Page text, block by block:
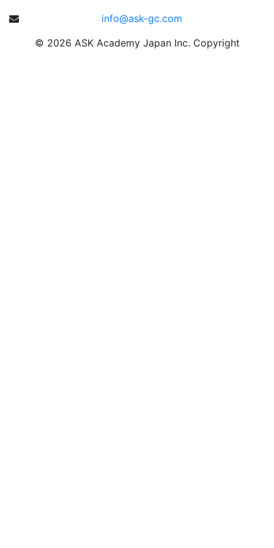
info@ask-gc.com
© 2026 ASK Academy Japan Inc. Copyright